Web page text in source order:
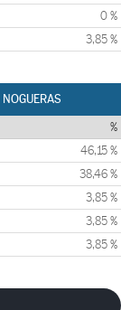
0 %
3,85 %
%
46,15 %
38,46 %
3,85 %
3,85 %
3,85 %